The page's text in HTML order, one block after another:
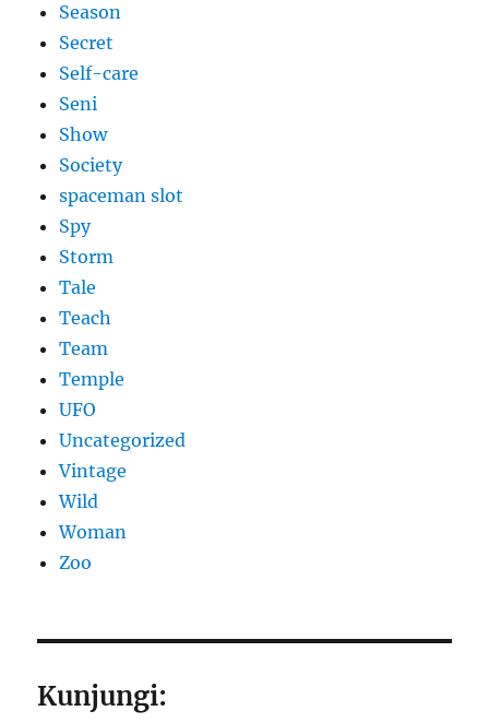
Season
Secret
Self-care
Seni
Show
Society
spaceman slot
Spy
Storm
Tale
Teach
Team
Temple
UFO
Uncategorized
Vintage
Wild
Woman
Zoo
Kunjungi: